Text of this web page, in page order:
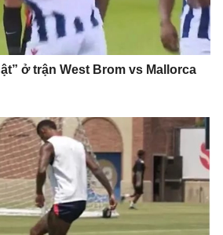
ở trận West Brom vs Mallorca